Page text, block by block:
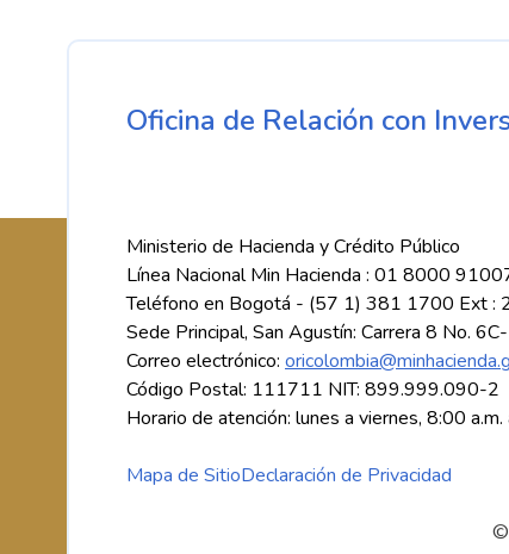
Oficina de Relación con
Ministerio de Hacienda y Crédito Público
Línea Nacional Min Hacienda : 01 8000
Teléfono en Bogotá - (57 1) 381 1700 Ext :
Sede Principal, San Agustín: Carrera 8 No.
Correo electrónico:
Código Postal: 111711 NIT: 899.999.090-2
Horario de atención: lunes a viernes, 8:00
Mapa de SitioDeclaración de Privacidad
©